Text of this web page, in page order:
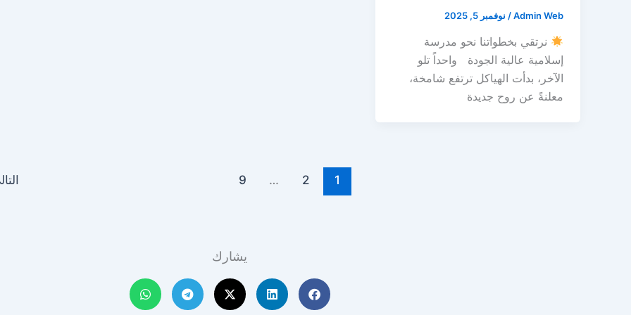
Admin Web
/ نوفمبر 5, 2025
نرتقي بخطواتنا نحو مدرسة
إسلامية عالية الجودة واحداً تلو
الآخر، بدأت الهياكل ترتفع شامخة،
معلنةً عن روح جديدة
1
2
…
9
يشارك​